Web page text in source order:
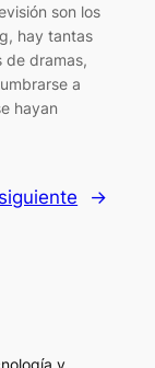
son los
hay tantas
de dramas,
a
hayan
→
y